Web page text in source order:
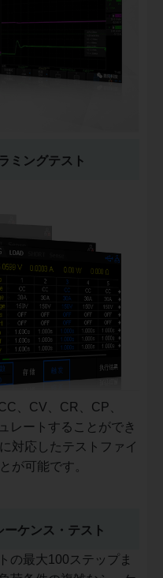
ミングテスト
、CV、CR、CP、
レートすることができ
対応したテストファイ
が可能です。
ケンス・テスト
の最大100ステップま